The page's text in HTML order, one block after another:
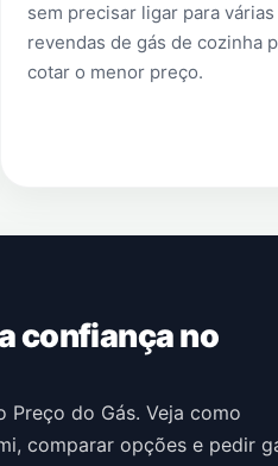
sem precisar ligar para várias
revendas de gás de cozinha
cotar o menor preço.
confiança no
do Gás. Veja como
, comparar opções e pedir